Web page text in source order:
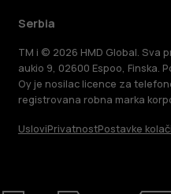
Serbia
TM i © 2026 HMD Global. Sva
aukio 9, 02600 Espoo, Finska.
Oy je nosilac licence za
registrovana robna marka
UsloviPrivatnostPostavke